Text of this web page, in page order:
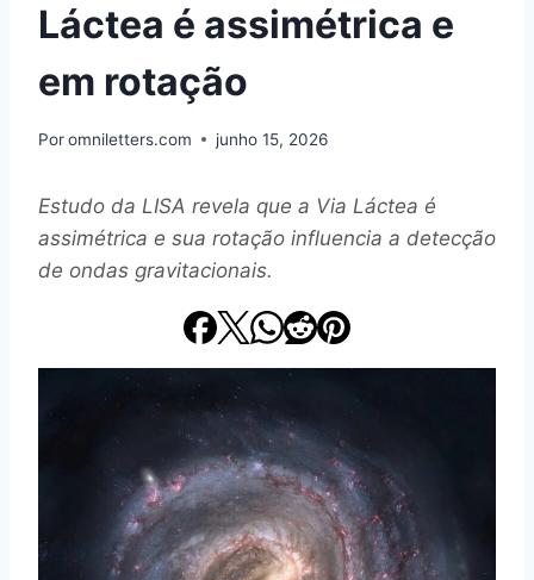
Láctea é assimétrica e
em rotação
Poromniletters.com junho 15, 2026
Estudo da LISA revela que a Via Láctea é
assimétrica e sua rotação influencia a detecção
de ondas gravitacionais.